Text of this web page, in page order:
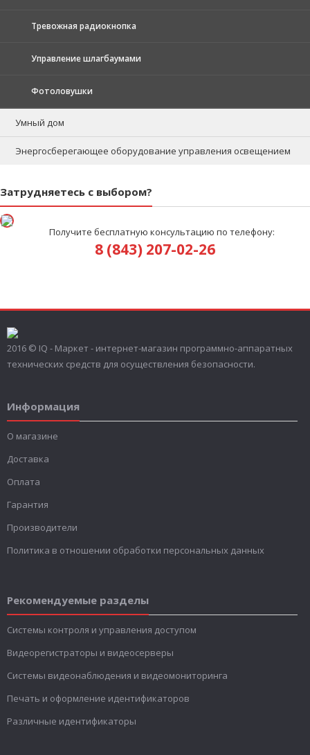
Тревожная радиокнопка
Управление шлагбаумами
Фотоловушки
Умный дом
Энергосберегающее оборудование управления освещением
Затрудняетесь с выбором?
Получите бесплатную консультацию по телефону:
8 (843) 207-02-26
2016 © IQ - Маркет - интернет-магазин программно-аппаратных
технических средств для осуществления безопасности.
Информация
О магазине
Доставка
Оплата
Гарантия
Производители
Политика в отношении обработки персональных данных
Рекомендуемые разделы
Системы контроля и управления доступом
Видеорегистраторы и видеосерверы
Системы видеонаблюдения и видеомониторинга
Печать и оформление идентификаторов
Различные идентификаторы